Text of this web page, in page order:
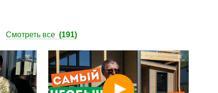
Смотреть все (191)
Смотреть